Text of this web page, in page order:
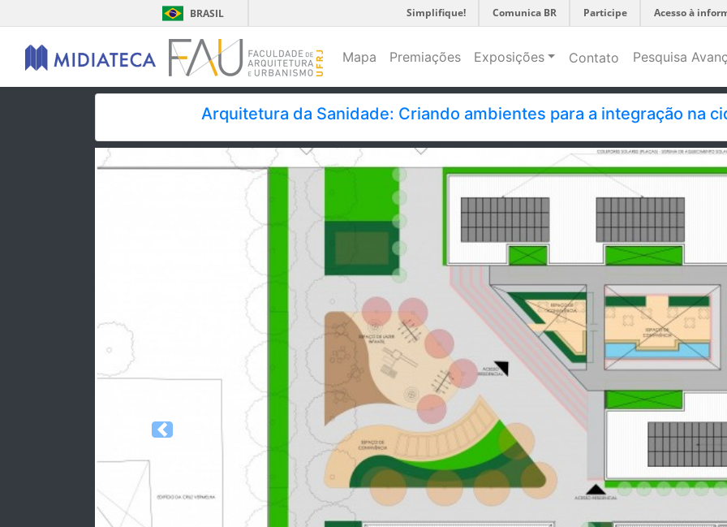
BRASIL Simplifique! Comunica BR Participe Acesso à
Mapa Premiações Exposições Contato Pesquisa
Arquitetura da Sanidade: Criando ambientes para a integração na
Previous